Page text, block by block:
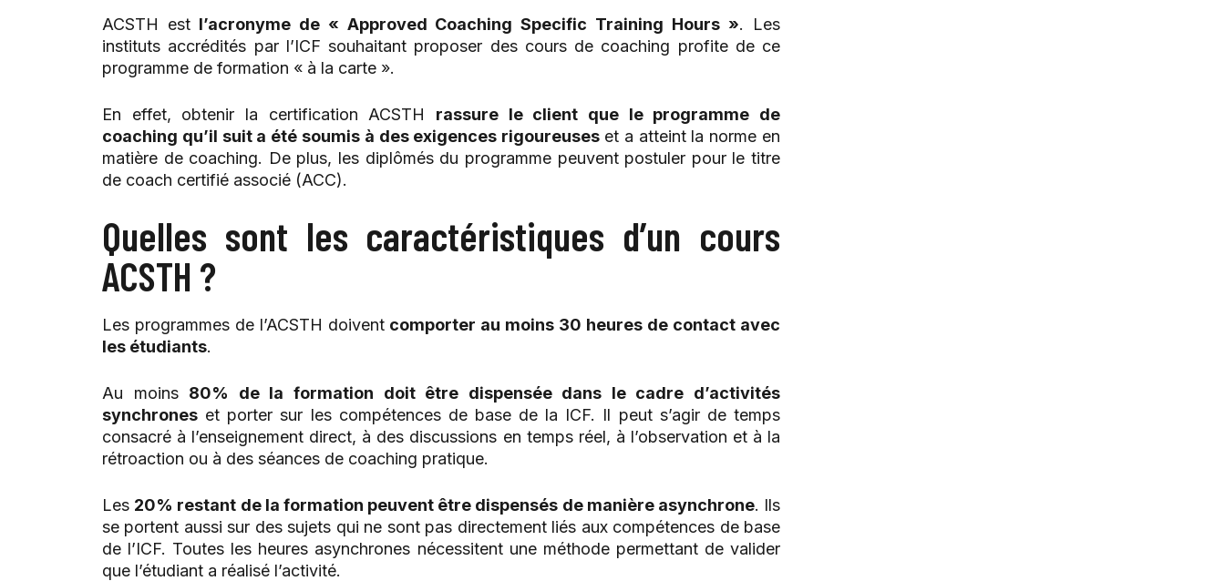
ACSTH estl’acronyme de « Approved Coaching Specific Training Hours ». Les
instituts accrédités par l’ICF souhaitant proposer des cours de coaching profite de ce
programme de formation « à la carte ».
En effet, obtenir la certification ACSTH rassure le client que le programme de
coaching qu’il suit a été soumis à des exigences rigoureuses et a atteint la norme en
matière de coaching. De plus, les diplômés du programme peuvent postuler pour le titre
de coach certifié associé (ACC).
Quelles sont les caractéristiques d’un cours
ACSTH ?
Les programmes de l’ACSTH doivent comporter au moins 30 heures de contact avec
les étudiants.
Au moins 80% de la formation doit être dispensée dans le cadre d’activités
synchrones et porter sur les compétences de base de la ICF. Il peut s’agir de temps
consacré à l’enseignement direct, à des discussions en temps réel, à l’observation et à la
rétroaction ou à des séances de coaching pratique.
Les 20% restant de la formation peuvent être dispensés de manière asynchrone. Ils
se portent aussi sur des sujets qui ne sont pas directement liés aux compétences de base
de l’ICF. Toutes les heures asynchrones nécessitent une méthode permettant de valider
que l’étudiant a réalisé l’activité.